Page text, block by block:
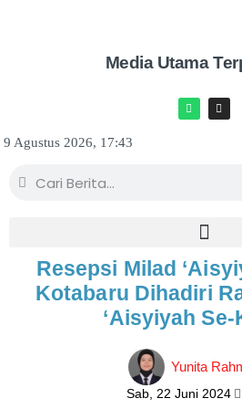
Media Utama
9 Agustus 2026, 17:43
Resepsi Milad
Kotabaru Dihadiri
‘Aisyiyah
Yunita
Sab, 22 Juni 2024